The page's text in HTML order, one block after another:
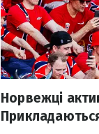
Норвежці